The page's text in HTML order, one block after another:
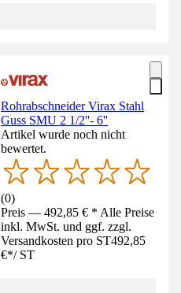
Rohrabschneider Virax Stahl
Guss SMU 2 1/2''- 6''
Artikel wurde noch nicht
bewertet.
(0)
Preis — 492,85 € * Alle Preise
inkl. MwSt. und ggf. zzgl.
Versandkosten pro ST492,85
€*/ ST